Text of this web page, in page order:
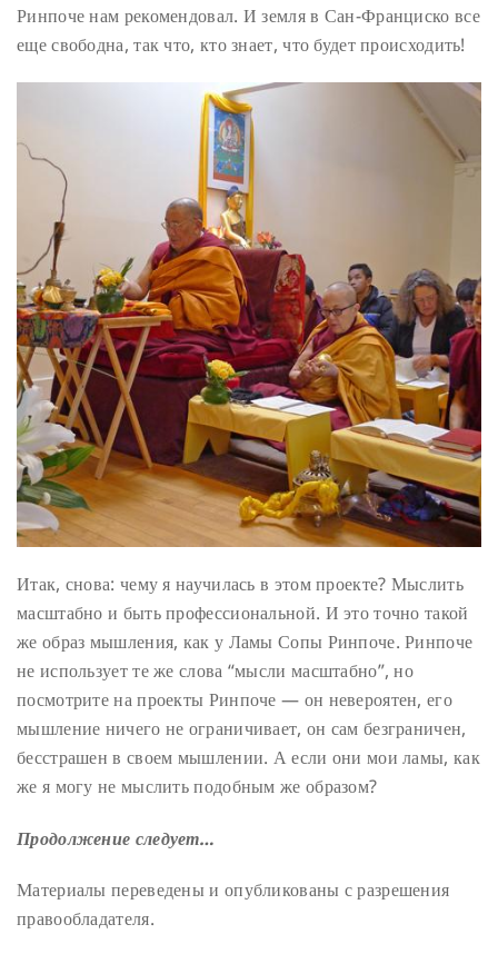
Ринпоче нам рекомендовал. И земля в Сан-Франциско все
еще свободна, так что, кто знает, что будет происходить!
Итак, снова: чему я научилась в этом проекте? Мыслить
масштабно и быть профессиональной. И это точно такой
же образ мышления, как у Ламы Сопы Ринпоче. Ринпоче
не использует те же слова “мысли масштабно”, но
посмотрите на проекты Ринпоче — он невероятен, его
мышление ничего не ограничивает, он сам безграничен,
бесстрашен в своем мышлении. А если они мои ламы, как
же я могу не мыслить подобным же образом?
Продолжение следует…
Материалы переведены и опубликованы с разрешения
правообладателя.